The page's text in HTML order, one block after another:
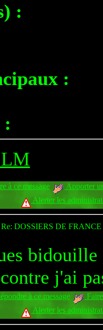
:
:
:
à ce message
Apporter
Alerter les
Re: DOSSIERS DE
j'ai
à ce message
Alerter les